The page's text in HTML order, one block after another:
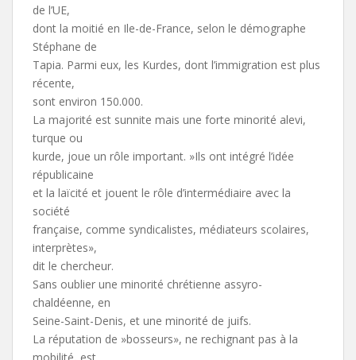
de l’UE,
dont la moitié en Ile-de-France, selon le démographe
Stéphane de
Tapia. Parmi eux, les Kurdes, dont l’immigration est plus
récente,
sont environ 150.000.
La majorité est sunnite mais une forte minorité alevi,
turque ou
kurde, joue un rôle important. »Ils ont intégré l’idée
républicaine
et la laïcité et jouent le rôle d’intermédiaire avec la
société
française, comme syndicalistes, médiateurs scolaires,
interprètes»,
dit le chercheur.
Sans oublier une minorité chrétienne assyro-
chaldéenne, en
Seine-Saint-Denis, et une minorité de juifs.
La réputation de »bosseurs», ne rechignant pas à la